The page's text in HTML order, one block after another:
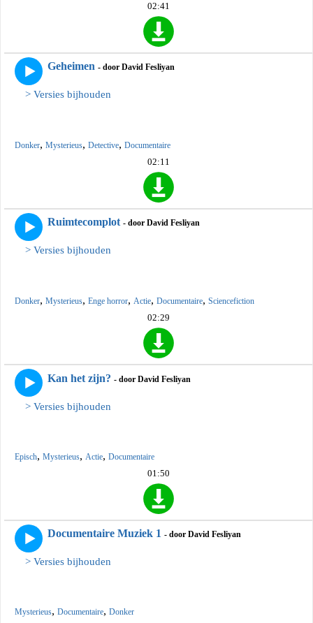
02:41
Geheimen - door David Fesliyan
> Versies bijhouden
Donker, Mysterieus, Detective, Documentaire
02:11
Ruimtecomplot - door David Fesliyan
> Versies bijhouden
Donker, Mysterieus, Enge horror, Actie, Documentaire, Sciencefiction
02:29
Kan het zijn? - door David Fesliyan
> Versies bijhouden
Episch, Mysterieus, Actie, Documentaire
01:50
Documentaire Muziek 1 - door David Fesliyan
> Versies bijhouden
Mysterieus, Documentaire, Donker